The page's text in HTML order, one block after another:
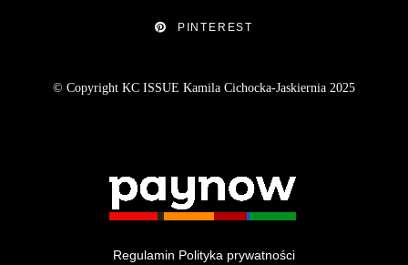
PINTEREST
© Copyright KC ISSUE Kamila Cichocka-Jaskiernia 2025
Regulamin Polityka prywatności